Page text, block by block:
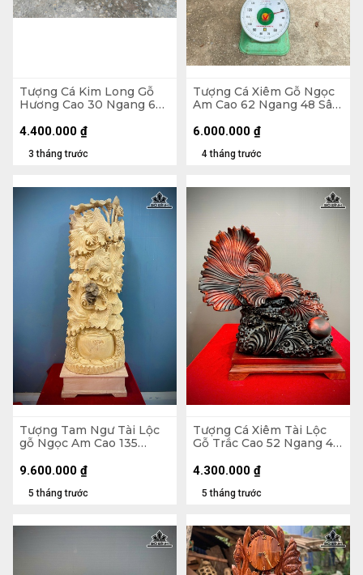
Tượng Cá Kim Long Gỗ
Hương Cao 30 Ngang 66
3 tháng trước
4.400.000 ₫
Tượng Cá Xiêm Gỗ Ngọc
Am Cao 62 Ngang 48 Sâu
4 tháng trước
6.000.000 ₫
Tượng Tam Ngư Tài Lộc
gỗ Ngọc Am Cao 135
5 tháng trước
9.600.000 ₫
Tượng Cá Xiêm Tài Lộc
Gỗ Trắc Cao 52 Ngang 48
5 tháng trước
4.300.000 ₫